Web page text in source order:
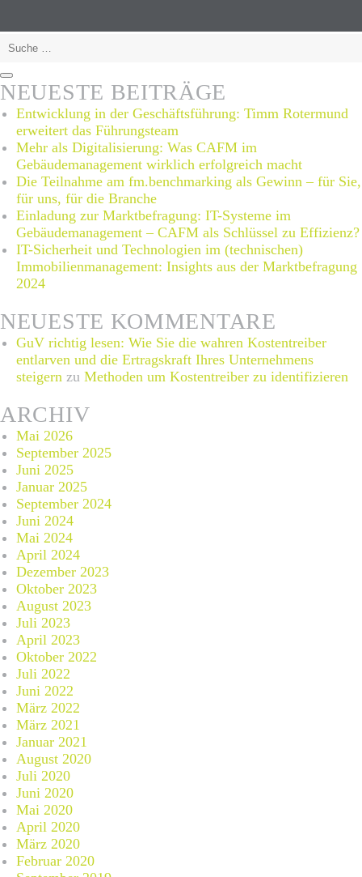
nach:
Suchen
NEUESTE BEITRÄGE
Entwicklung in der Geschäftsführung: Timm Rotermund
erweitert das Führungsteam
Mehr als Digitalisierung: Was CAFM im
Gebäudemanagement wirklich erfolgreich macht
Die Teilnahme am fm.benchmarking als Gewinn – für Sie,
für uns, für die Branche
Einladung zur Marktbefragung: IT-Systeme im
Gebäudemanagement – CAFM als Schlüssel zu Effizienz?
IT-Sicherheit und Technologien im (technischen)
Immobilienmanagement: Insights aus der Marktbefragung
2024
NEUESTE KOMMENTARE
GuV richtig lesen: Wie Sie die wahren Kostentreiber
entlarven und die Ertragskraft Ihres Unternehmens
steigern zu Methoden um Kostentreiber zu identifizieren
ARCHIV
Mai 2026
September 2025
Juni 2025
Januar 2025
September 2024
Juni 2024
Mai 2024
April 2024
Dezember 2023
Oktober 2023
August 2023
Juli 2023
April 2023
Oktober 2022
Juli 2022
Juni 2022
März 2022
März 2021
Januar 2021
August 2020
Juli 2020
Juni 2020
Mai 2020
April 2020
März 2020
Februar 2020